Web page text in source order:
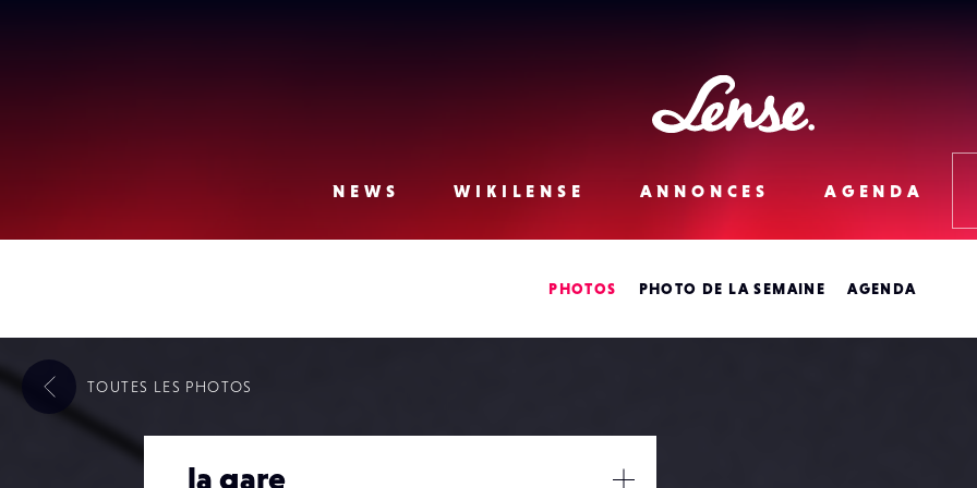
Lense
NEWS WIKILENSE ANNONCES AGENDA
PHOTOS PHOTO DE LA SEMAINE AGENDA
la gare
TOUTES LES PHOTOS